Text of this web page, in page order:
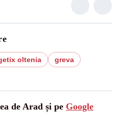
oltenia
greva
de Arad și pe Google